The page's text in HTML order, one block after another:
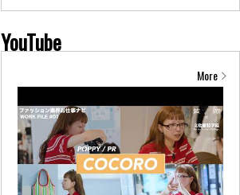
YouTube
More